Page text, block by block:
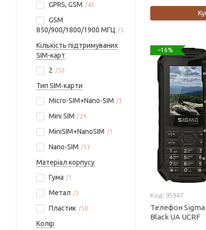
GPRS, GSM
43
GSM
850/900/1800/1900 МГЦ
5
Кількість підтримуваних
SIM-карт
2
50
Тип SIM-карти
Micro-SIM+Nano-SIM
3
Mini SIM 29
MiniSIM+NanoSIM 1
Nano-SIM 13
Матеріал корпусу
Гума
1
Метал 2
Пластик 50
Колір
–16%
95947
Телефон
Black UA UCRF